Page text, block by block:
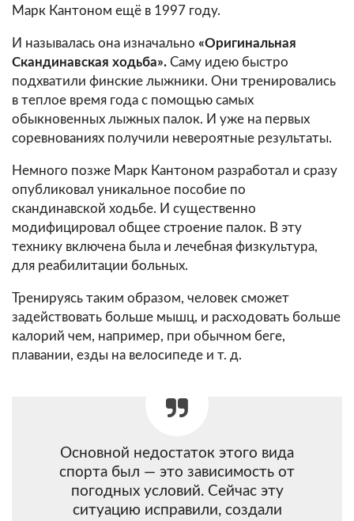
Марк Кантоном ещё в 1997 году.
И называлась она изначально «Оригинальная
Скандинавская ходьба». Саму идею быстро
подхватили финские лыжники. Они тренировались
в теплое время года с помощью самых
обыкновенных лыжных палок. И уже на первых
соревнованиях получили невероятные результаты.
Немного позже Марк Кантоном разработал и сразу
опубликовал уникальное пособие по
скандинавской ходьбе. И существенно
модифицировал общее строение палок. В эту
технику включена была и лечебная физкультура,
для реабилитации больных.
Тренируясь таким образом, человек сможет
задействовать больше мышц, и расходовать больше
калорий чем, например, при обычном беге,
плавании, езды на велосипеде и т. д.
Основной недостаток этого вида
спорта был — это зависимость от
погодных условий. Сейчас эту
ситуацию исправили, создали